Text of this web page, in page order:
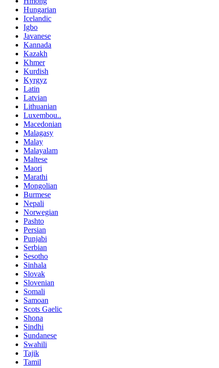
Hungarian
Icelandic
Igbo
Javanese
Kannada
Kazakh
Khmer
Kurdish
Kyrgyz
Latin
Latvian
Lithuanian
Luxembou..
Macedonian
Malagasy
Malay
Malayalam
Maltese
Maori
Marathi
Mongolian
Burmese
Nepali
Norwegian
Pashto
Persian
Punjabi
Serbian
Sesotho
Sinhala
Slovak
Slovenian
Somali
Samoan
Scots Gaelic
Shona
Sindhi
Sundanese
Swahili
Tajik
Tamil